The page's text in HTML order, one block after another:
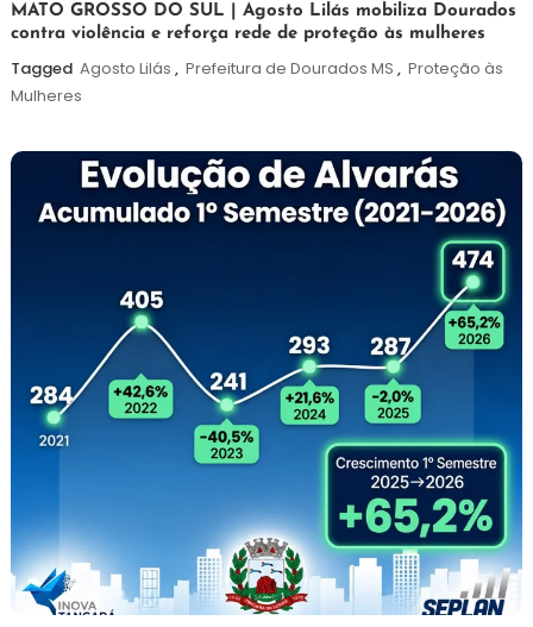
5
de
agosto
de
Maurilio
MATO GROSSO DO SUL | Agosto Lilás mobiliza Dourados
contra violência e reforça rede de proteção às mulheres
Tagged Agosto Lilás , Prefeitura de Dourados MS , Proteção às
Mulheres